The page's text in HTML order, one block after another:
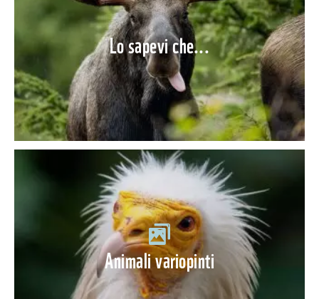
Lo sapevi che...
Animali variopinti